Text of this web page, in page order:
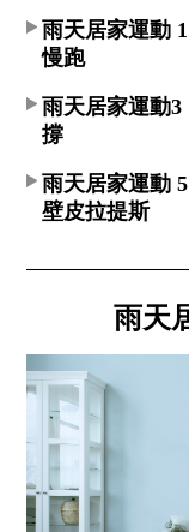
雨天居家運動
慢跑​
雨天居家運動3
撐​
雨天居家運動
壁皮拉提斯​
雨天